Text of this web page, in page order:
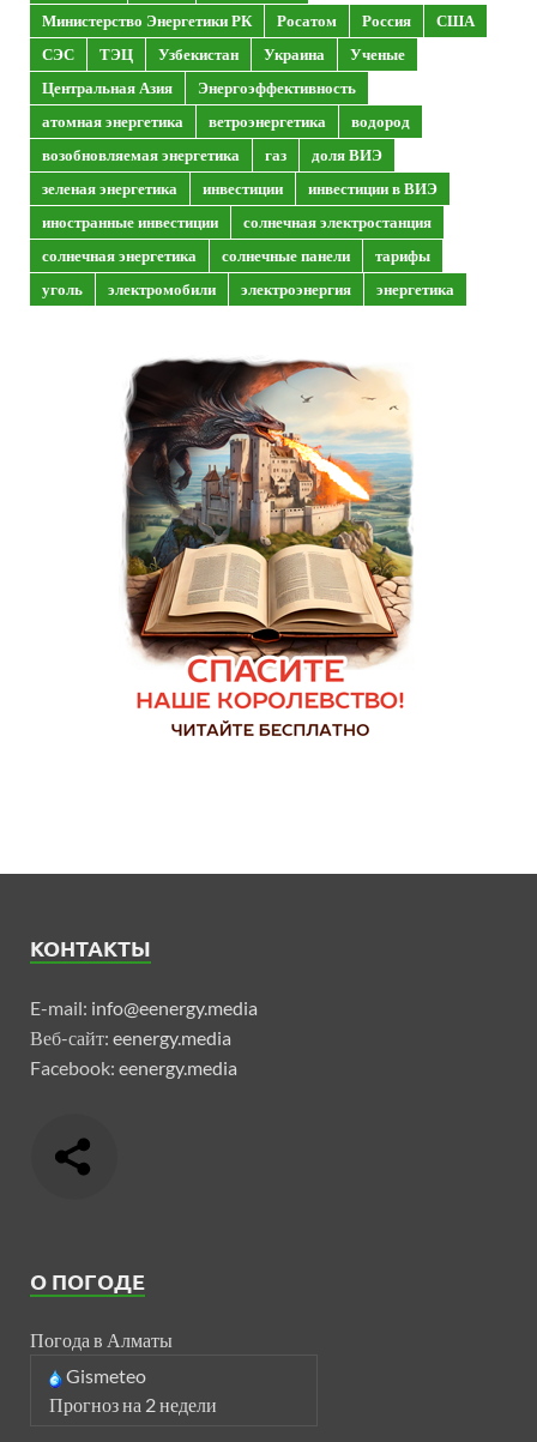
Министерство Энергетики РК
Росатом Россия
США
СЭС
ТЭЦ Узбекистан Украина
Ученые
Центральная Азия
Энергоэффективность
атомная энергетика
ветроэнергетика
водород
возобновляемая энергетика
газ
доля ВИЭ
зеленая энергетика
инвестиции
инвестиции в ВИЭ
иностранные инвестиции
солнечная электростанция
солнечная энергетика
солнечные панели
тарифы
уголь
электромобили электроэнергия энергетика
КОНТАКТЫ
E-mail: info@eenergy.media
Веб-сайт: eenergy.media
Facebook: eenergy.media
О ПОГОДЕ
Погода в Алматы
Gismeteo
Прогноз на 2 недели